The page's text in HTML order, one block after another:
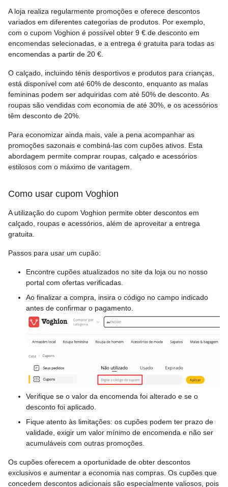
A loja realiza regularmente promoções e oferece descontos
variados em diferentes categorias de produtos. Por exemplo,
com o cupom Voghion é possível obter 9 € de desconto em
encomendas selecionadas, e a entrega é gratuita para todas as
encomendas a partir de 20 €.
O calçado, incluindo ténis desportivos e produtos para crianças,
está disponível com até 60% de desconto, enquanto as malas
femininas podem ser adquiridas com até 50% de desconto. As
roupas são vendidas com economia de até 30%, e os acessórios
têm desconto de 20%.
Para economizar ainda mais, vale a pena acompanhar as
promoções sazonais e combiná-las com cupões ativos. Esta
abordagem permite comprar roupas, calçado e acessórios
estilosos com o máximo de vantagem.
Como usar cupom Voghion
A utilização do cupom Voghion permite obter descontos em
calçado, roupas e acessórios, além de aproveitar a entrega
gratuita.
Passos para usar um cupão:
Encontre cupões atualizados no site da loja ou no nosso
portal com ofertas verificadas.
Ao finalizar a compra, insira o código no campo indicado
antes de confirmar o pagamento.
Verifique se o valor da encomenda foi alterado e se o
desconto foi aplicado.
Fique atento às limitações: os cupões podem ter prazo de
validade, exigir um valor mínimo de encomenda e não ser
acumuláveis com outras promoções.
Os cupões oferecem a oportunidade de obter descontos
exclusivos e aumentar a economia nas compras. Os cupões que
concedem descontos adicionais são especialmente valiosos, pois